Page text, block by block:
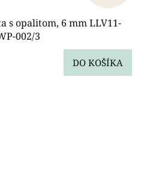
s opalitom, 6 mm LLV11-
002/3
DO KOŠÍKA